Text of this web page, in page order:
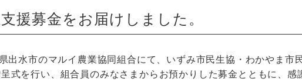
援募金をお届けしました。
出水市のマルイ農業協同組合にて、いずみ市民生協・わかやま市
式を行い、組合員のみなさまからお預かりした募金とともに、感